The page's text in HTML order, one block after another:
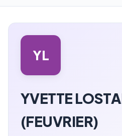
YL
YVETTE
(FEUVRIER)